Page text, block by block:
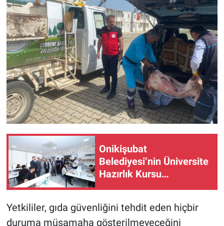
Onikişubat
Belediyesi’nin Üniversite
Hazırlık Kursu
Yetkililer, gıda güvenliğini tehdit eden hiçbir
duruma müsamaha gösterilmeyeceğini